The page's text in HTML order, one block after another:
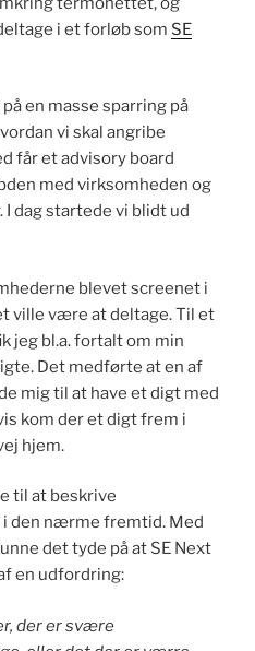
i et forløb som SE
en masse sparring på
vi skal angribe
får et advisory board
med virksomheden og
dag startede vi blidt ud
blevet screenet i
ville være at deltage. Til et
jeg bl.a. fortalt om min
Det medførte at en af
mig til at have et digt med
kom der et digt frem i
hjem.
til at beskrive
den nærme fremtid. Med
det tyde på at SE Next
en udfordring:
der er svære